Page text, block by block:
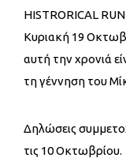
HISTRORICAL
Κυριακή 19
αυτή την χρονιά
τη γέννηση του
Δηλώσεις
τις 10 Οκτωβρίου.